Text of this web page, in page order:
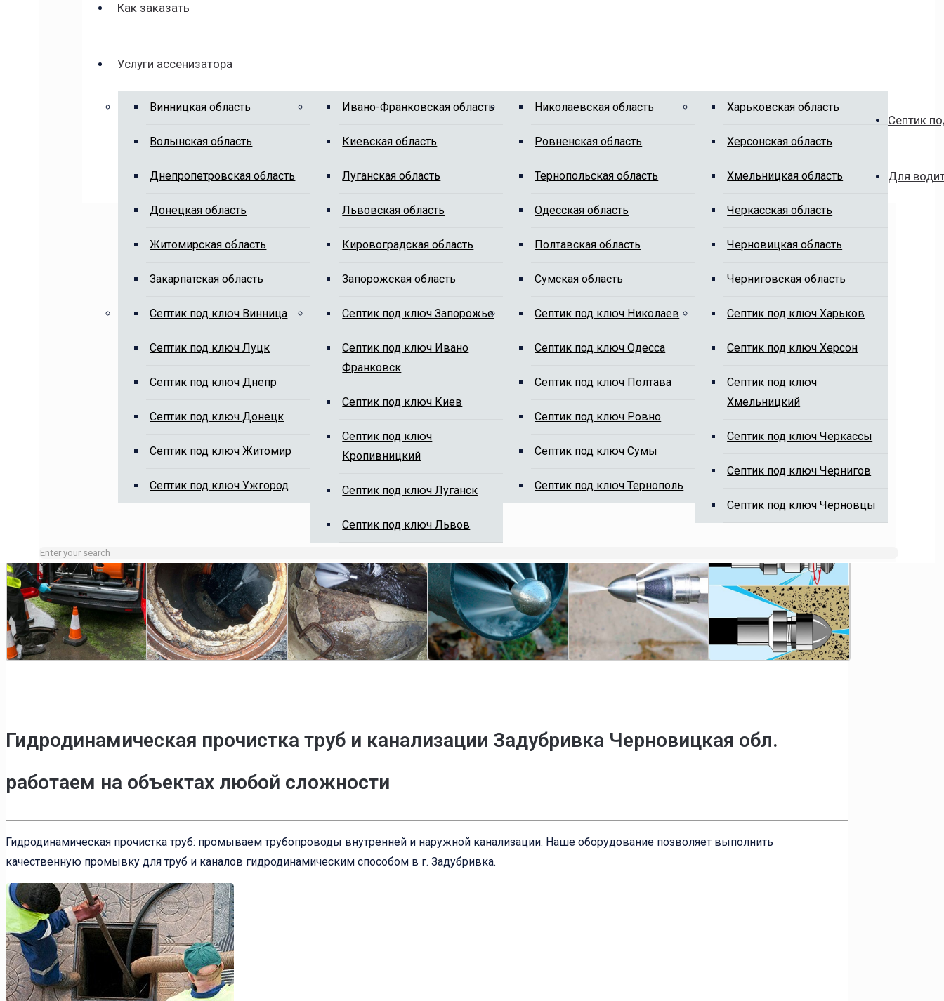
Как заказать
Услуги ассенизатора
Винницкая область
Волынская область
Днепропетровская область
Донецкая область
Житомирская область
Закарпатская область
Ивано-Франковская область
Киевская область
Луганская область
Львовская область
Кировоградская область
Запорожская область
Николаевская область
Ровненская область
Тернопольская область
Одесская область
Полтавская область
Сумская область
Харьковская область
Херсонская область
Хмельницкая область
Черкасская область
Черновицкая область
Черниговская область
Септик
Cептик под ключ Винница
Cептик под ключ Луцк
Cептик под ключ Днепр
Cептик под ключ Донецк
Cептик под ключ Житомир
Cептик под ключ Ужгород
Cептик под ключ Запорожье
Cептик под ключ Ивано
Франковск
Cептик под ключ Киев
Cептик под ключ
Кропивницкий
Cептик под ключ Луганск
Cептик под ключ Львов
Cептик под ключ Николаев
Cептик под ключ Одесса
Cептик под ключ Полтава
Cептик под ключ Ровно
Cептик под ключ Сумы
Cептик под ключ Тернополь
Cептик под ключ Харьков
Cептик под ключ Херсон
Cептик под ключ
Хмельницкий
Cептик под ключ Черкассы
Cептик под ключ Чернигов
Cептик под ключ Черновцы
Для
Выкачка выгребных ям, чистка ям от ила
Занятые линии или нерабочие время оставляйте заявку на сайте, мы Вам перезвоним.
Гидродинамическая прочистка труб и канализации Задубривка Черновицкая обл.
работаем на объектах любой сложности
Гидродинамическая прочистка труб: промываем трубопроводы внутренней и наружной канализации. Наше оборудование позволяет выполнить
качественную промывку для труб и каналов гидродинамическим способом в г. Задубривка.